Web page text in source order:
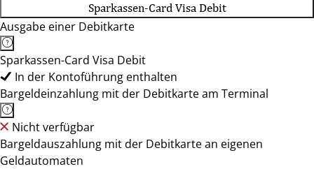
Sparkassen-Card Visa Debit
Ausgabe einer Debitkarte
Sparkassen-Card Visa Debit
In der Kontoführung enthalten
Bargeldeinzahlung mit der Debitkarte am Terminal
Nicht verfügbar
Bargeldauszahlung mit der Debitkarte an eigenen
Geldautomaten